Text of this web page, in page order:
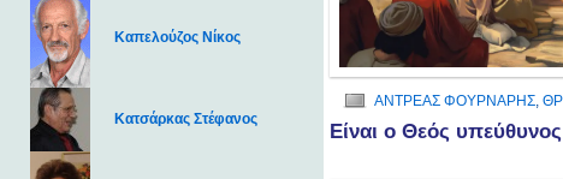
Καπελούζος Νίκος
Κατσάρκας Στέφανος
ΑΝΤΡΕΑΣ ΦΟΥΡΝΑΡΗΣ ,
Είναι ο Θεός